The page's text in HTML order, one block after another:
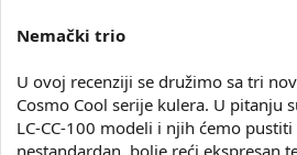
Nemački trio
U ovoj recenziji se družimo sa tri
Cosmo Cool serije kulera. U pitanju
LC-CC-100 modeli i njih ćemo
nestandardan, bolje reći ekspresan